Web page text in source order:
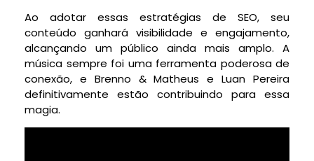
Ao adotar essas estratégias de SEO, seu
conteúdo ganhará visibilidade e engajamento,
alcançando um público ainda mais amplo. A
música sempre foi uma ferramenta poderosa de
conexão, e Brenno & Matheus e Luan Pereira
definitivamente estão contribuindo para essa
magia.